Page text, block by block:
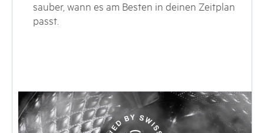
sauber, wann es am Besten in deinen Zeitplan
passt.